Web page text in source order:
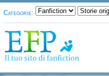
Categorie: